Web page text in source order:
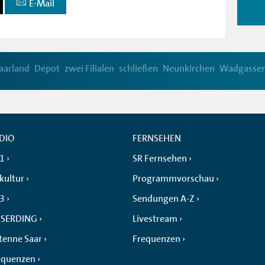
E-Mail
Depot zwei Filialen schließen Neunkirchen
kultur
Saar
FERNSEHEN
SR Fernsehen
Programmvorschau
Sendungen A-Z
Livestream
Frequenzen